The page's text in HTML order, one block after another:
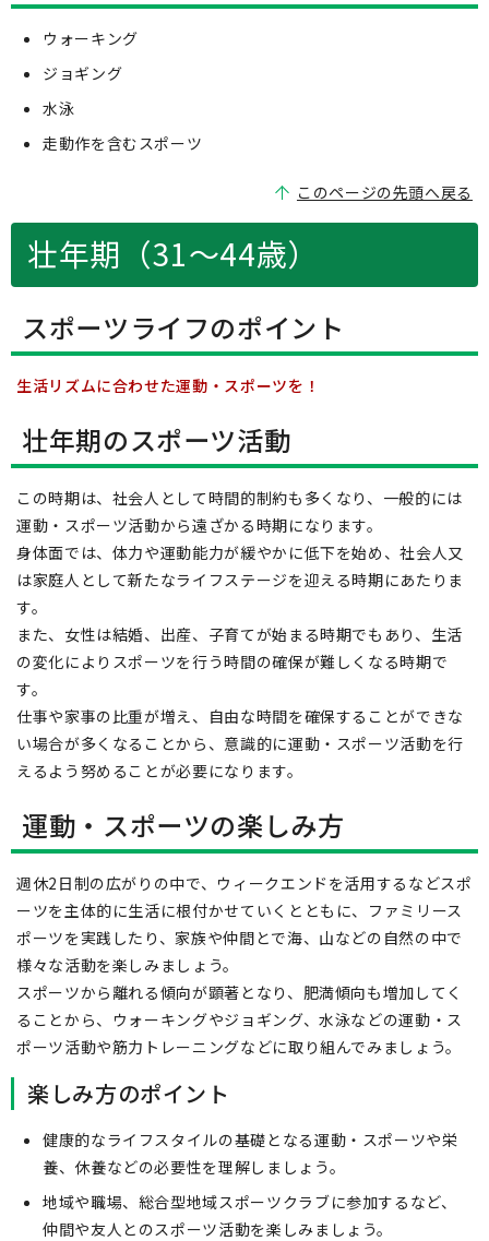
ウォーキング
ジョギング
水泳
走動作を含むスポーツ
このページの先頭へ戻る
壮年期（31～44歳）
スポーツライフのポイント
生活リズムに合わせた運動・スポーツを！
壮年期のスポーツ活動
この時期は、社会人として時間的制約も多くなり、一般的には
運動・スポーツ活動から遠ざかる時期になります。
身体面では、体力や運動能力が緩やかに低下を始め、社会人又
は家庭人として新たなライフステージを迎える時期にあたりま
す。
また、女性は結婚、出産、子育てが始まる時期でもあり、生活
の変化によりスポーツを行う時間の確保が難しくなる時期で
す。
仕事や家事の比重が増え、自由な時間を確保することができな
い場合が多くなることから、意識的に運動・スポーツ活動を行
えるよう努めることが必要になります。
運動・スポーツの楽しみ方
週休2日制の広がりの中で、ウィークエンドを活用するなどスポ
ーツを主体的に生活に根付かせていくとともに、ファミリース
ポーツを実践したり、家族や仲間とで海、山などの自然の中で
様々な活動を楽しみましょう。
スポーツから離れる傾向が顕著となり、肥満傾向も増加してく
ることから、ウォーキングやジョギング、水泳などの運動・ス
ポーツ活動や筋力トレーニングなどに取り組んでみましょう。
楽しみ方のポイント
健康的なライフスタイルの基礎となる運動・スポーツや栄
養、休養などの必要性を理解しましょう。
地域や職場、総合型地域スポーツクラブに参加するなど、
仲間や友人とのスポーツ活動を楽しみましょう。